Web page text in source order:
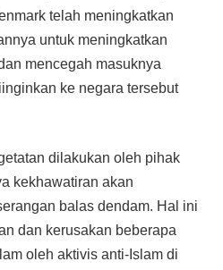
telah meningkatkan
untuk meningkatkan
mencegah masuknya
ke negara tersebut
dilakukan oleh pihak
kekhawatiran akan
balas dendam. Hal ini
dan kerusakan beberapa
oleh aktivis anti-Islam di